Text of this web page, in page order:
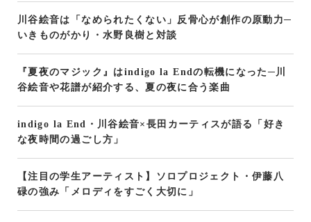
川谷絵音は「なめられたくない」反骨心が創作の原動力─
いきものがかり・水野良樹と対談
『夏夜のマジック』はindigo la Endの転機になった─川
谷絵音や花譜が紹介する、夏の夜に合う楽曲
indigo la End・川谷絵音×長田カーティスが語る「好き
な夜時間の過ごし方」
【注目の学生アーティスト】ソロプロジェクト・伊藤八
碌の強み「メロディをすごく大切に」